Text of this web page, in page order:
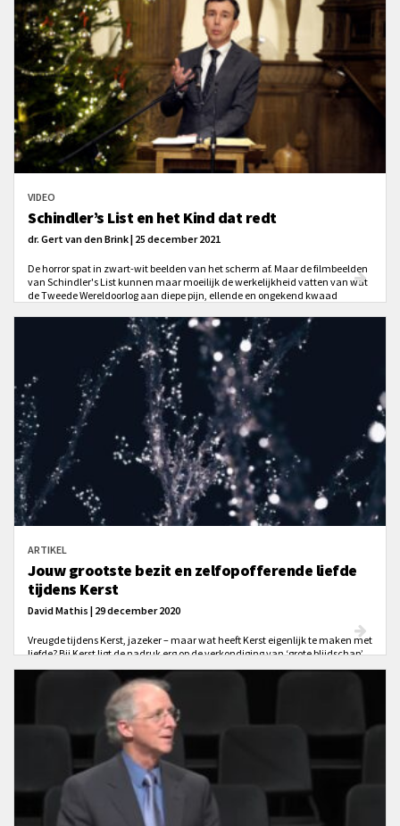
VIDEO
Schindler’s List en het Kind dat redt
dr. Gert van den Brink | 25 december 2021
De horror spat in zwart-wit beelden van het scherm af. Maar de filmbeelden
van Schindler's List kunnen maar moeilijk de werkelijkheid vatten van wat
de Tweede Wereldoorlog aan diepe pijn, ellende en ongekend kwaad
rode jas ... je ogen worden gevangen. Wat zal er met dit kind gebeuren?
ARTIKEL
Jouw grootste bezit en zelfopofferende liefde
tijdens Kerst
David Mathis | 29 december 2020
Vreugde tijdens Kerst, jazeker – maar wat heeft Kerst eigenlijk te maken met
liefde? Bij Kerst ligt de nadruk erg op de verkondiging van ‘grote blijdschap’
normaal gesproken erg druk. We brengen veel tijd door met familie. Kerst is
zo een van de meest uitdagende tijden van het jaar voor onze relaties. Hoe
verhoudt de kerstvreugde in Jezus zich tot het liefhebben van anderen?
Vooral als het niet makkelijk is om lief te hebben?